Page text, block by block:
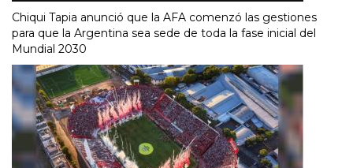
Chiqui Tapia anunció que la AFA comenzó las gestiones
para que la Argentina sea sede de toda la fase inicial del
Mundial 2030